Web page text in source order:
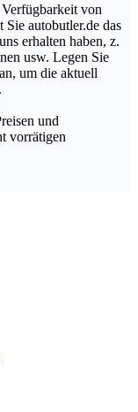
von
Sie autobutler.de das
erhalten haben, z.
usw. Legen Sie
um die aktuell
und
vorrätigen